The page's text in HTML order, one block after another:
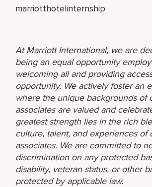
marriotthotelinternship
At Marriott International, we are
being an equal opportunity
welcoming all and providing
opportunity. We actively foster an
where the unique backgrounds of
associates are valued and
greatest strength lies in the rich
culture, talent, and experiences of
associates. We are committed to
discrimination on any protected
disability, veteran status, or other
protected by applicable law.